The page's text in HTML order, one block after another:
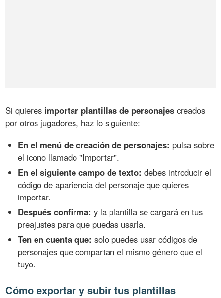
Si quieres importar plantillas de personajes creados
por otros jugadores, haz lo siguiente:
En el menú de creación de personajes: pulsa sobre
el icono llamado "Importar".
En el siguiente campo de texto: debes introducir el
código de apariencia del personaje que quieres
importar.
Después confirma: y la plantilla se cargará en tus
preajustes para que puedas usarla.
Ten en cuenta que: solo puedes usar códigos de
personajes que compartan el mismo género que el
tuyo.
Cómo exportar y subir tus plantillas